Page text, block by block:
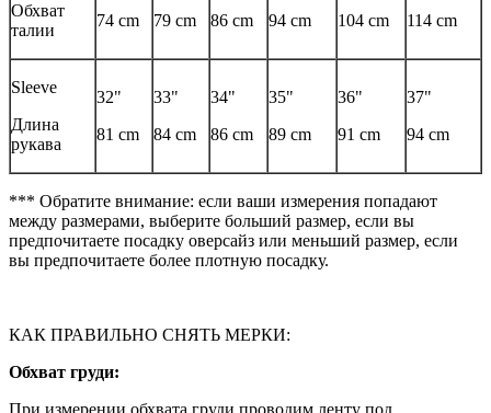
Обхват
талии
74 cm
79 cm
86 cm
94 cm
104 cm
114 cm
Sleeve
Длина
рукава
32"
81 cm
33"
84 cm
34"
86 cm
35"
89 cm
36"
91 cm
37"
94 cm
*** Обратите внимание: если ваши измерения попадают
между размерами, выберите больший размер, если вы
предпочитаете посадку оверсайз или меньший размер, если
вы предпочитаете более плотную посадку.
КАК ПРАВИЛЬНО СНЯТЬ МЕРКИ:
Обхват груди: